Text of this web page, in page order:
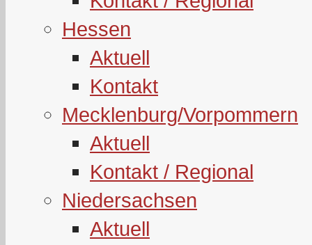
Hessen
Aktuell
Kontakt
Mecklenburg/Vorpommern
Aktuell
Kontakt / Regional
Niedersachsen
Aktuell